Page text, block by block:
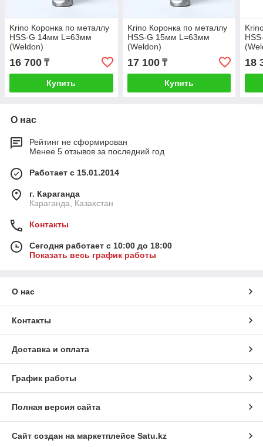
Krino Коронка по металлу
HSS-G 14мм L=63мм
(Weldon)
16 700 ₸
Купить
Krino Коронка по металлу
HSS-G 15мм L=63мм
(Weldon)
17 100₸
Купить
18
О нас
Рейтинг не сформирован
Менее 5 отзывов за последний год
Работает с 15.01.2014
г. Караганда
Караганда, Казахстан
Контакты
Сегодня работает с 10:00 до 18:00
Показать весь график работы
О нас
Контакты
Доставка и оплата
График работы
Полная версия сайта
Сайт создан на маркетплейсе Satu.kz